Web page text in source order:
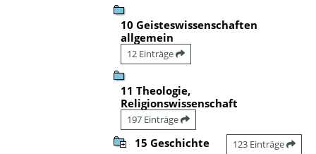
10 Geisteswissenschaften
allgemein
12 Einträge
11 Theologie,
Religionswissenschaft
197 Einträge
15 Geschichte 123 Einträge